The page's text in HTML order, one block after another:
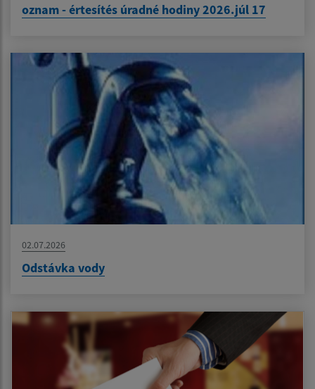
oznam - értesítés úradné hodiny 2026.júl 17
02.07.2026
Odstávka vody